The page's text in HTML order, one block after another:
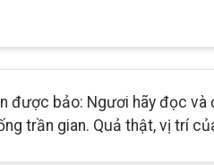
được bảo: Ngươi hãy đọc
trần gian. Quả thật, vị trí